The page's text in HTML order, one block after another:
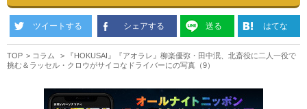
ツイートする シェアする 送る はてな
TOP コラム
『HOKUSAI』『アオラレ』柳楽優弥・田中泯、北斎役に二人一役で
挑む＆ラッセル・クロウがサイコなドライバーにの写真（9）